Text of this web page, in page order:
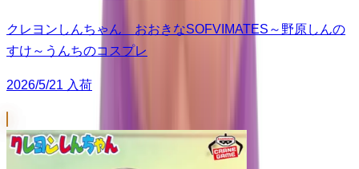
クレヨンしんちゃん おおきなSOFVIMATES～野原しんの
すけ～うんちのコスプレ
2026/5/21 入荷